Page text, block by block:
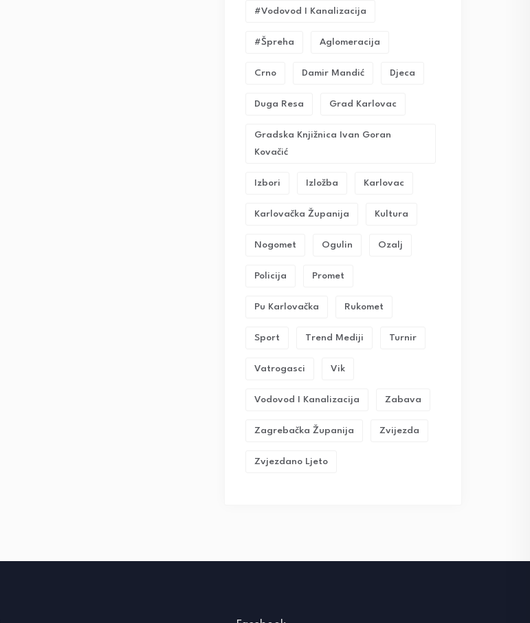
#vodovod I Kanalizacija
#Špreha Aglomeracija
Crno Damir Mandić Djeca
Duga Resa Grad Karlovac
Gradska Knjižnica Ivan Goran
Kovačić
Izbori Izložba Karlovac
Karlovačka Županija Kultura
Nogomet Ogulin Ozalj
Policija Promet
Pu Karlovačka Rukomet
Sport Trend Mediji Turnir
Vatrogasci Vik
Vodovod I Kanalizacija Zabava
Zagrebačka Županija Zvijezda
Zvjezdano Ljeto